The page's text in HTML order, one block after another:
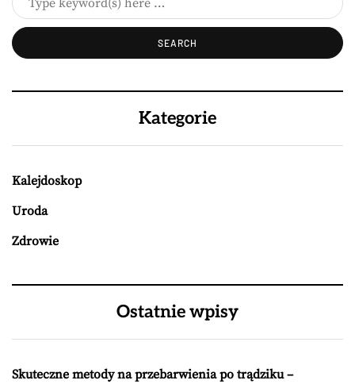
Kategorie
Kalejdoskop
Uroda
Zdrowie
Ostatnie wpisy
Skuteczne metody na przebarwienia po trądziku –